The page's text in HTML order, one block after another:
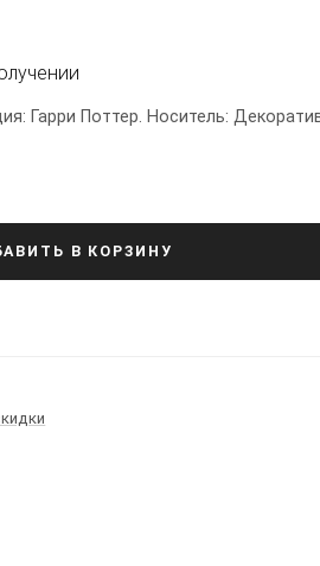
Гарри Поттер. Носитель:
В КОРЗИНУ